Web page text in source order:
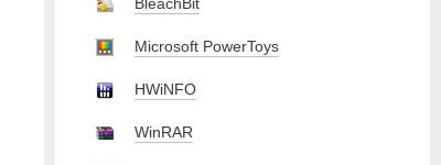
Microsoft PowerToys
HWiNFO
WinRAR